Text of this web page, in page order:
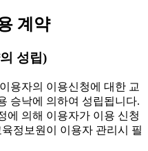
계약
성립)
용자의 이용신청에 대한 교
승낙에 의하여 성립됩니다.
에 의해 이용자가 이용 신청
정보원이 이용자 관리시 필